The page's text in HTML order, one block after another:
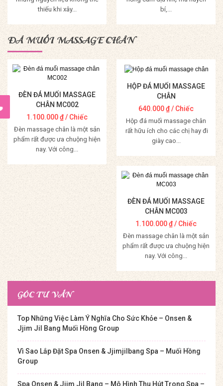
thiếu khi xây...
Mua Hàng
bí,...
Mua Hàng
ĐÁ MUỐI MASSAGE CHÂN
ĐÈN ĐÁ MUỐI MASSAGE
CHÂN MC002
1.100.000₫/ Chiếc
Đèn massage chân là một sản
phẩm rất được ưa chuộng hiện
nay. Với công...
Mua Hàng
HỘP ĐÁ MUỐI MASSAGE
CHÂN
640.000₫/ Chiếc
Hộp đá muối massage chân
rất hữu ích cho các chị hay đi
giày cao...
Mua Hàng
ĐÈN ĐÁ MUỐI MASSAGE
CHÂN MC003
1.100.000₫/ Chiếc
Đèn massage chân là một sản
phẩm rất được ưa chuộng hiện
nay. Với công...
Mua Hàng
GÓC TƯ VẤN
Top Những Việc Làm Ý Nghĩa Cho Sức Khỏe – Onsen &
Jjim Jil Bang Muối Hồng Group
Vì Sao Lắp Đặt Spa Onsen & Jjimjilbang Spa – Muối Hồng
Group
Spa Onsen & Jjim Jil Bang – Mô Hình Thu Hút Trong Spa –